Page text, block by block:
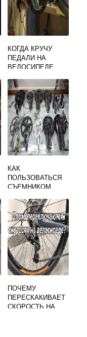
КОГДА КРУЧУ
ПЕДАЛИ НА
ВЕЛОСИПЕДЕ
КАК
ПОЛЬЗОВАТЬСЯ
СЪЕМНИКОМ
ВЕЛОСИПЕДА
ПОЧЕМУ
ПЕРЕСКАКИВАЕТ
СКОРОСТЬ НА